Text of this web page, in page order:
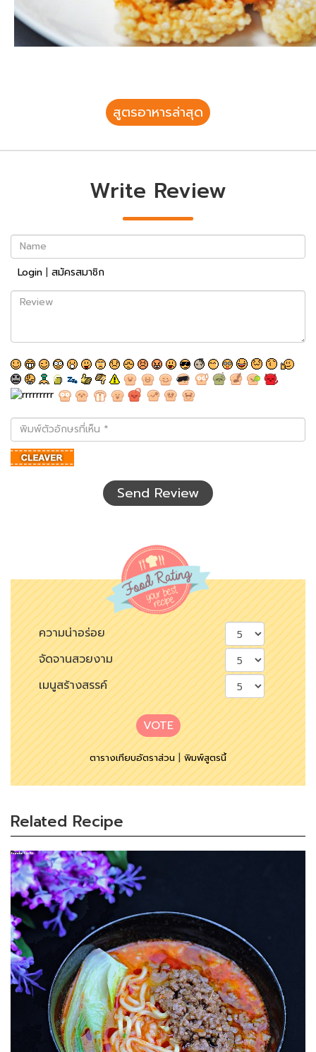
สูตรอาหารล่าสุด
Write Review
Name
Login | สมัครสมาชิก
Review
พิมพ์
ตัว
อักษร
ที่
Send Review
ความน่าอร่อย
จัดจานสวยงาม
เมนูสร้างสรรค์
VOTE
ตารางเทียบอัตราส่วน|พิมพ์สูตรนี้
Related Recipe